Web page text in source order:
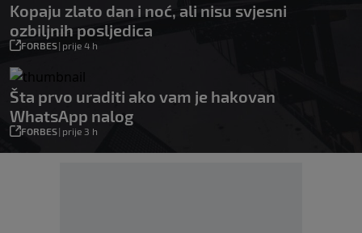
Kopaju zlato dan i noć, ali nisu svjesni
ozbiljnih posljedica
FORBES| prije 4 h
Šta prvo uraditi ako vam je hakovan
WhatsApp nalog
FORBES| prije 3 h